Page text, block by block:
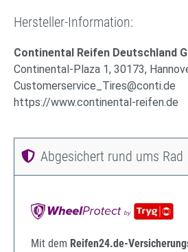
Hersteller-Information:
Continental Reifen Deutschland
Continental-Plaza 1, 30173,
Customerservice_Tires@conti.de
https://www.continental-reifen.de
Abgesichert rund ums Rad
Mit dem Reifen24.de-